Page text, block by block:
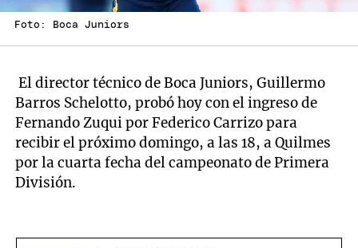
Foto: Boca Juniors
El director técnico de Boca Juniors, Guillermo
Barros Schelotto, probó hoy con el ingreso de
Fernando Zuqui por Federico Carrizo para
recibir el próximo domingo, a las 18, a Quilmes
por la cuarta fecha del campeonato de Primera
División.